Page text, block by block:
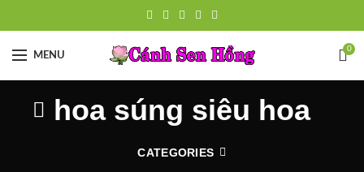
MENU
0
hoa súng siêu hoa
CATEGORIES